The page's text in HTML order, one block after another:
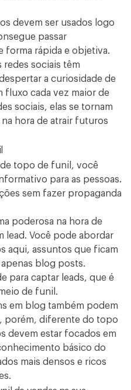
devem ser usados logo
passar
forma rápida e objetiva.
redes sociais têm
a curiosidade de
fluxo cada vez maior de
sociais, elas se tornam
hora de atrair futuros
topo de funil, você
para as pessoas.
sem fazer propaganda
poderosa na hora de
lead. Você pode abordar
aqui, assuntos que ficam
blog posts.
para captar leads, que é
de funil.
em blog também podem
porém, diferente do topo
devem estar focados em
básico do
mais densos e ricos